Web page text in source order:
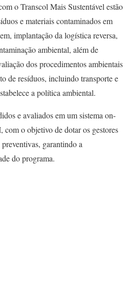
o Transcol Mais Sustentável estão
e materiais contaminados em
implantação da logística reversa,
ambiental, além de
dos procedimentos ambientais
de resíduos, incluindo transporte e
a política ambiental.
e avaliados em um sistema on-
o objetivo de dotar os gestores
garantindo a
do programa.